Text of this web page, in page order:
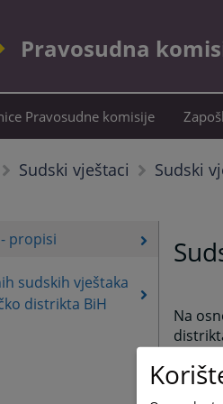
Pravosudna
Pravosudne komisije
Sudski vještaci Sudski
propisi
sudskih vještaka
distrikta BiH
Na
br.
na